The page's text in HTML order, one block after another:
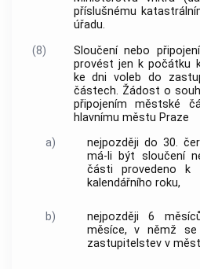
příslušnému
úřadu.
(8)
Sloučení nebo
provést jen k počátku
ke dni voleb do
částech. Žádost o
připojením městské
hlavnímu městu Praze
a)
nejpozději do 30.
má-li být sloučení
části provedeno k
kalendářního roku,
b)
nejpozději 6
měsíce, v němž
zastupitelstev v